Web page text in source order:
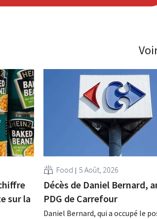
sur la
Food 5 Août, 2026
Décès de Daniel Bernard,
PDG de Carrefour
Daniel Bernard, qui a occupé le